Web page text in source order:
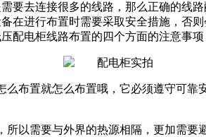
要去连接很多的线路，那么正确的线
在进行布置时需要采取安全措施，否
配电柜线路布置的四个方面的注意事项
布置就怎么布置哦，它必须遵守可
以需要与外界的热源相隔，更加需要